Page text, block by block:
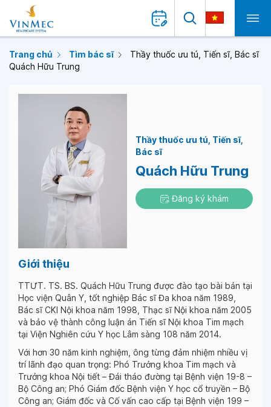
Trang chủ Tìm bác sĩ
Thầy thuốc ưu tú, Tiến sĩ, Bác sĩ
Quách Hữu Trung
Thầy thuốc ưu tú Tiến sĩ
Bác sĩ
Quách Hữu Trung
Đăng ký khám
Giới thiệu
TTƯT. TS. BS. Quách Hữu Trung được đào tạo bài bản tại
Học viện Quân Y, tốt nghiệp Bác sĩ Đa khoa năm 1989,
Bác sĩ CKI Nội khoa năm 1998, Thạc sĩ Nội khoa năm 2005
và bảo vệ thành công luận án Tiến sĩ Nội khoa Tim mạch
tại Viện Nghiên cứu Y học Lâm sàng 108 năm 2014.
Với hơn 30 năm kinh nghiệm, ông từng đảm nhiệm nhiều vị
trí lãnh đạo quan trọng: Phó Trưởng khoa Tim mạch và
Trưởng khoa Nội tiết – Đái tháo đường tại Bệnh viện 19-8 –
Bộ Công an; Phó Giám đốc Bệnh viện Y học cổ truyền – Bộ
Công an; Giám đốc và Cố vấn cao cấp tại Bệnh viện 199 –